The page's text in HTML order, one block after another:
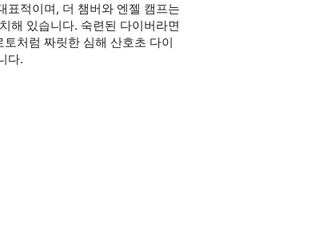
표적이며, 더 챔버와 엔젤 캠프는
해 있습니다. 숙련된 다이버라면
처럼 짜릿한 심해 산호초 다이
다.